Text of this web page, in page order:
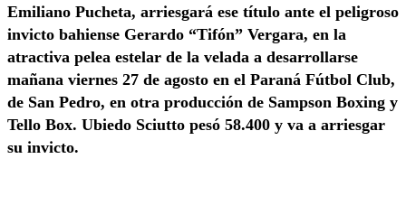
Emiliano Pucheta, arriesgará ese título ante el peligroso
invicto bahiense Gerardo “Tifón” Vergara, en la
atractiva pelea estelar de la velada a desarrollarse
mañana viernes 27 de agosto en el Paraná Fútbol Club,
de San Pedro, en otra producción de Sampson Boxing y
Tello Box. Ubiedo Sciutto pesó 58.400 y va a arriesgar
su invicto.